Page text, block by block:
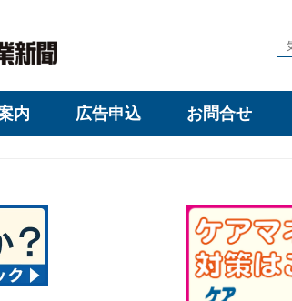
内 広告申込 お問合せ